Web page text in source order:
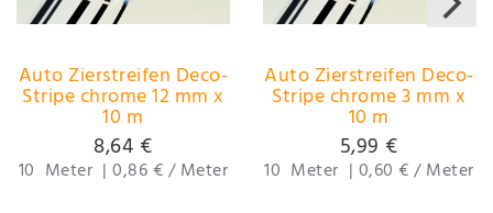
Auto Zierstreifen Deco-
Stripe chrome 12 mm x
10 m
!!!DOPPELSTREIFEN!!!
8,64 €
10 Meter | 0,86 € / Meter
Auto Zierstreifen Deco-
Stripe chrome 3 mm x
10 m
5,99 €
10 Meter | 0,60 € / Meter